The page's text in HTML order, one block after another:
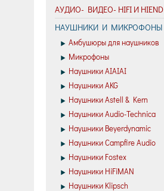
АУДИО- ВИДЕО- HIFI И HIEND
НАУШНИКИ И МИКРОФОНЫ
Амбушюры для наушников
Микрофоны
Наушники AIAIAI
Наушники AKG
Наушники Astell & Kern
Наушники Audio-Technica
Наушники Beyerdynamic
Наушники Campfire Audio
Наушники Fostex
Наушники HiFiMAN
Наушники Klipsch